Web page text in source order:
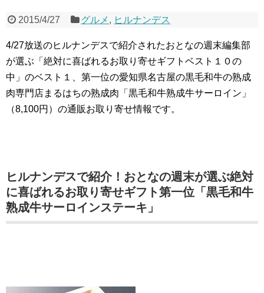
2015/4/27 グルメ , ヒルナンデス
4/27放送のヒルナンデスで紹介されたおとなの週末編集部
が選ぶ「絶対に喜ばれるお取り寄せギフトベスト１０の
中」のベスト１、第一位の愛知県名古屋の黒毛和牛の熟成
肉専門店まるはちの熟成肉「黒毛和牛熟成牛サーロイン」
（8,100円）の通販お取り寄せ情報です。
ヒルナンデスで紹介！おとなの週末が選ぶ絶対
に喜ばれるお取り寄せギフト第一位「黒毛和牛
熟成牛サーロインステーキ」